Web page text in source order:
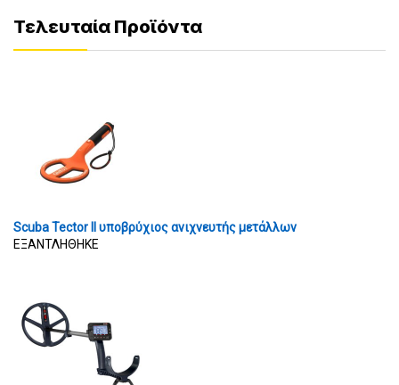
Τελευταία Προϊόντα
Scuba Tector II υποβρύχιος ανιχνευτής μετάλλων
ΕΞΑΝΤΛΗΘΗΚΕ